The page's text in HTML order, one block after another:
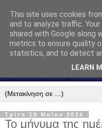
Τρίτη 19 Μαΐου 2026
Το μήνυμα της
This site uses cookies
and to analyze traffic.
shared with Google along
metrics to ensure quality
statistics, and to detect
LEARN